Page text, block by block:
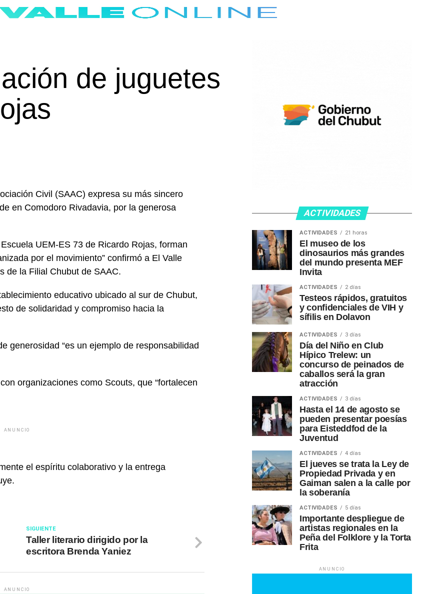
de juguetes
Civil (SAAC) expresa su más sincero
en Comodoro Rivadavia, por la generosa
UEM-ES 73 de Ricardo Rojas, forman
por el movimiento” confirmó a El Valle
de la Filial Chubut de SAAC.
educativo ubicado al sur de Chubut,
de solidaridad y compromiso hacia la
generosidad “es un ejemplo de responsabilidad
organizaciones como Scouts, que “fortalecen
ANUNCIO
el espíritu colaborativo y la entrega
SIGUIENTE
Taller literario dirigido por la
escritora Brenda Yaniez
ANUNCIO
ACTIVIDADES
ACTIVIDADES 21 horas
El museo de los
dinosaurios más grandes
del mundo presenta MEF
Invita
ACTIVIDADES 2 días
Testeos rápidos, gratuitos
y confidenciales de VIH y
sífilis en Dolavon
ACTIVIDADES 3 días
Día del Niño en Club
Hípico Trelew: un
concurso de peinados de
caballos será la gran
atracción
ACTIVIDADES 3 días
Hasta el 14 de agosto se
pueden presentar poesías
para Eisteddfod de la
Juventud
ACTIVIDADES 4 días
El jueves se trata la Ley de
Propiedad Privada y en
Gaiman salen a la calle por
la soberanía
ACTIVIDADES 5 días
Importante despliegue de
artistas regionales en la
Peña del Folklore y la Torta
Frita
ANUNCIO